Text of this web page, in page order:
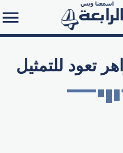
تعود للتمثيل